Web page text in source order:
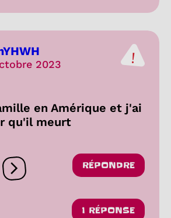
2023
en Amérique et j'ai
qu'il meurt
Ouvrir les réactions
RÉPONDRE
1 RÉPONSE